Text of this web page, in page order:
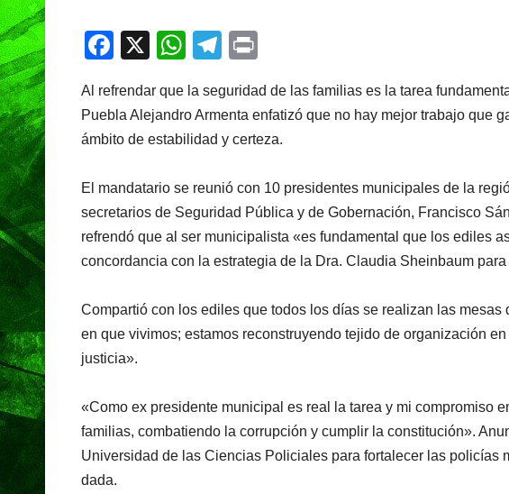
F
c
e
o
o
k
X
W
at
s
p
p
T
e
gr
m
t
Al refrendar que la seguridad de las familias es la tarea
Puebla Alejandro Armenta enfatizó que no hay mejor trabajo que
ámbito de estabilidad y certeza.
El mandatario se reunió con 10 presidentes municipales de la
secretarios de Seguridad Pública y de Gobernación, Francisco
refrendó que al ser municipalista «es fundamental que los ediles
concordancia con la estrategia de la Dra. Claudia Sheinbaum
Compartió con los ediles que todos los días se realizan las
en que vivimos; estamos reconstruyendo tejido de organización
justicia».
«Como ex presidente municipal es real la tarea y mi compromiso
familias, combatiendo la corrupción y cumplir la constitución».
Universidad de las Ciencias Policiales para fortalecer las policías
dada.